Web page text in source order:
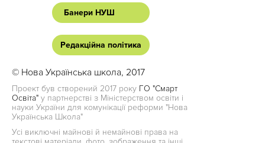
Банери НУШ
Редакційна політика
© Нова Українська школа, 2017
Проект був створений 2017 року ГО "Смарт
Освіта" у партнерстві з Міністерством освіти і
науки України для комунікації реформи "Нова
Українська Школа"
Усі виключні майнові й немайнові права на